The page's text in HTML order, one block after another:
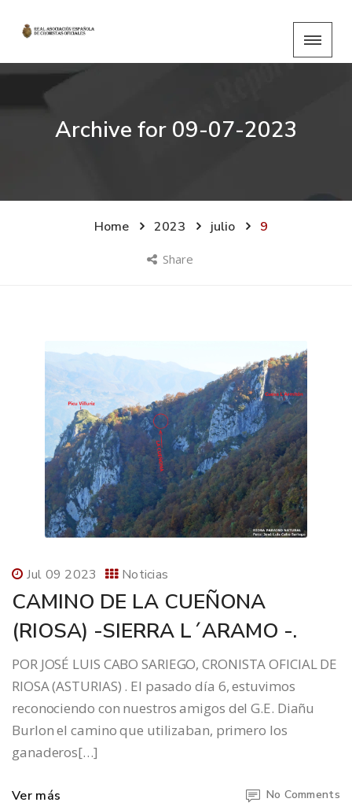
Archive for 09-07-2023
Home 2023 julio 9
Share
Jul 09 2023 Noticias
CAMINO DE LA CUEÑONA
(RIOSA) -SIERRA L´ARAMO -.
POR JOSÉ LUIS CABO SARIEGO, CRONISTA OFICIAL DE
RIOSA (ASTURIAS) . El pasado día 6, estuvimos
reconociendo con nuestros amigos del G.E. Diañu
Burlon el camino que utilizaban, primero los
ganaderos[…]
Ver más No Comments